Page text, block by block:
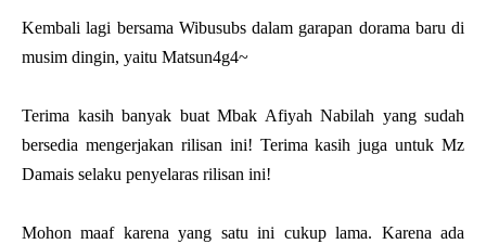
Kembali lagi bersama Wibusubs dalam garapan dorama baru di
musim dingin, yaitu Matsun4g4~
Terima kasih banyak buat Mbak Afiyah Nabilah yang sudah
bersedia mengerjakan rilisan ini! Terima kasih juga untuk Mz
Damais selaku penyelaras rilisan ini!
Mohon maaf karena yang satu ini cukup lama. Karena ada